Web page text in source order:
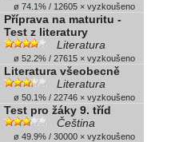
ø 74.1% / 12605 × vyzkoušeno
Příprava na maturitu -
Test z literatury
Literatura
ø 52.2% / 27615 × vyzkoušeno
Literatura všeobecně
Literatura
ø 50.1% / 22746 × vyzkoušeno
Test pro žáky 9. tříd
Čeština
ø 49.9% / 30000 × vyzkoušeno